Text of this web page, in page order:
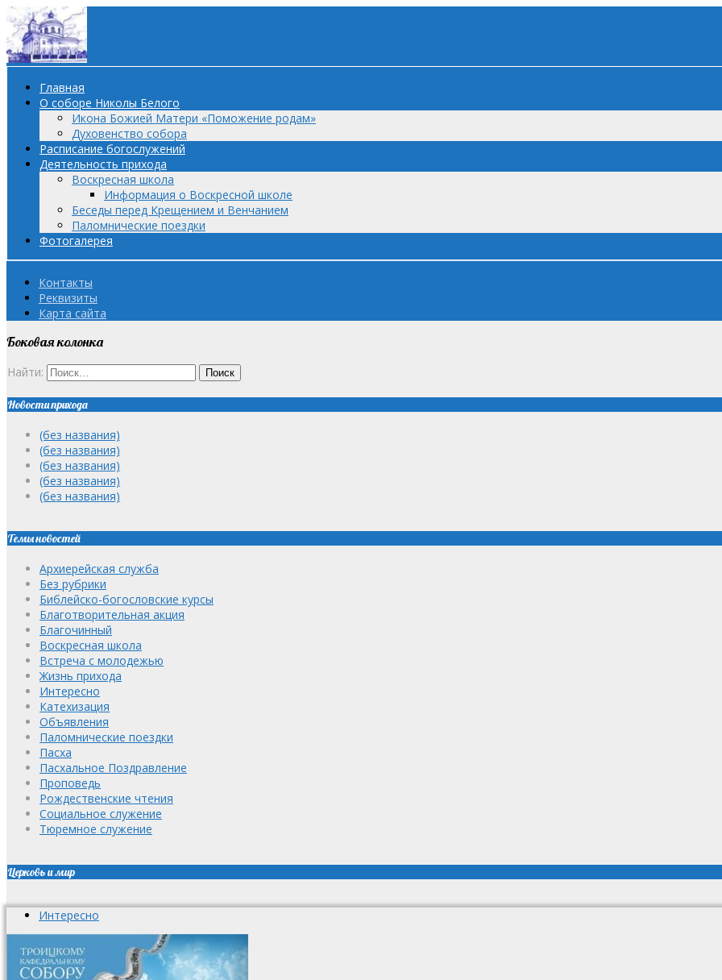
Главная
О соборе Николы Белого
Икона Божией Матери «Поможение родам»
Духовенство собора
Расписание богослужений
Деятельность прихода
Воскресная школа
Информация о Воскресной школе
Беседы перед Крещением и Венчанием
Паломнические поездки
Фотогалерея
Контакты
Реквизиты
Карта сайта
Боковая колонка
Найти:
Новости прихода
(без названия)
(без названия)
(без названия)
(без названия)
(без названия)
Темы новостей
Архиерейская служба
Без рубрики
Библейско-богословские курсы
Благотворительная акция
Благочинный
Воскресная школа
Встреча с молодежью
Жизнь прихода
Интересно
Катехизация
Объявления
Паломнические поездки
Пасха
Пасхальное Поздравление
Проповедь
Рождественские чтения
Социальное служение
Тюремное служение
Церковь и мир
Интересно